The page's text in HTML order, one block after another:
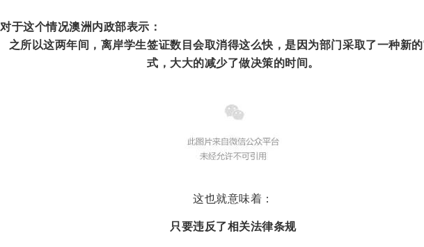
对于这个情况澳洲内政部表示：
之所以这两年间，离岸学生签证数目会取消得这么快，是因为部门采取了一种新
式，大大的减少了做决策的时间。
这也就意味着：
只要违反了相关法律条规